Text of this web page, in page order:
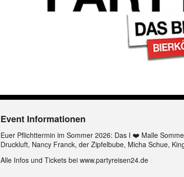
Event Informationen
Euer Pflichttermin im Sommer 2026: Das I ❤️ Malle
Druckluft, Nancy Franck, der Zipfelbube, Micha Schue,
Alle Infos und Tickets bei www.partyreisen24.de